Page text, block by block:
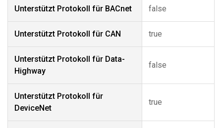
Unterstützt Protokoll für BACnet false
Unterstützt Protokoll für CAN true
Unterstützt Protokoll für Data-
Highway
false
Unterstützt Protokoll für
DeviceNet
true